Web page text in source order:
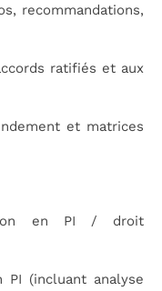
recommandations,
ratifiés et aux
et matrices
en PI / droit
PI (incluant analyse